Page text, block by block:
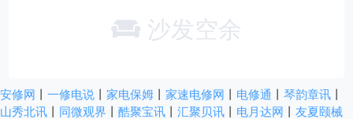
沙发空余
安修网 一修电说 家电保姆 家速电修网 电修通 琴韵章讯
山秀北讯
同微观界 酷聚宝讯 汇聚贝讯 电月达网
友夏颐械